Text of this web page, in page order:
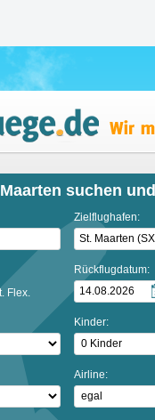
suchen
Zielflughafen:
Flex.
Rückflugdatum:
Kinder:
Airline: